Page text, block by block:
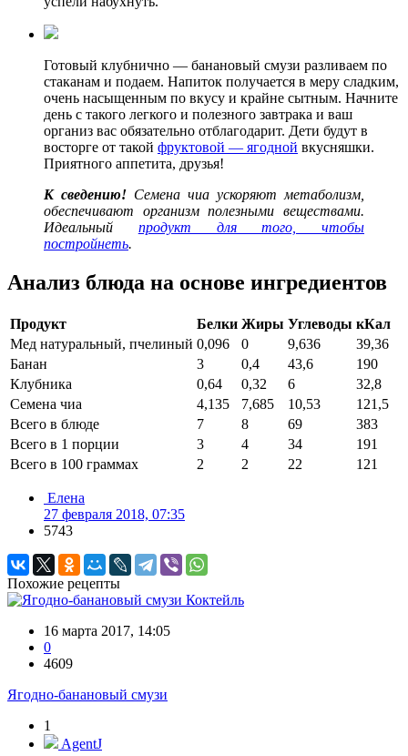
Готовый клубнично — банановый смузи разливаем по
стаканам и подаем. Напиток получается в меру сладким,
очень насыщенным по вкусу и крайне сытным. Начните
день с такого легкого и полезного завтрака и ваш
организ вас обязательно отблагодарит. Дети будут в
восторге от такой фруктовой — ягодной вкусняшки.
Приятного аппетита, друзья!
К сведению! Семена чиа ускоряют метаболизм,
обеспечивают организм полезными веществами.
Идеальный продукт для того, чтобы
постройнеть.
Анализ блюда на основе ингредиентов
Продукт Белки Жиры Углеводы кКал
Мед натуральный, пчелиный 0,096 0 9,636
39,36
Банан
3 0,4 43,6
190
Клубника
0,64 0,32 6
32,8
Семена чиа
4,135 7,685 10,53
121,5
Всего в блюде
7 8 69
383
Всего в 1 порции
3 4 34
191
Всего в 100 граммах
2 2 22 121
Елена
27 февраля 2018, 07:35
5743
Похожие рецепты
Коктейль
16 марта 2017, 14:05
0
4609
Ягодно-банановый смузи
1
AgentJ